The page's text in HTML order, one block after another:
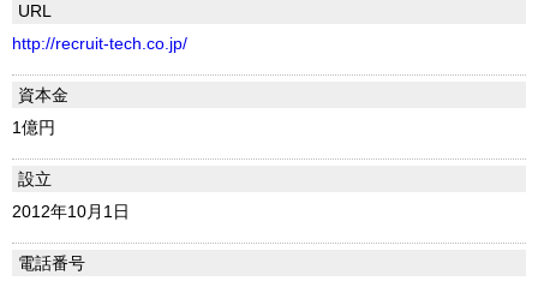
URL
http://recruit-tech.co.jp/
資本金
1億円
設立
2012年10月1日
電話番号